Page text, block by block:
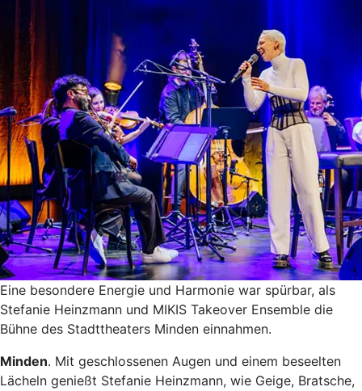
Eine besondere Energie und Harmonie war spürbar, als
Stefanie Heinzmann und MIKIS Takeover Ensemble die
Bühne des Stadttheaters Minden einnahmen.
Minden. Mit geschlossenen Augen und einem beseelten
Lächeln genießt Stefanie Heinzmann, wie Geige, Bratsche,